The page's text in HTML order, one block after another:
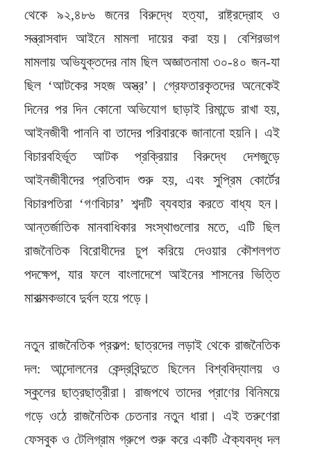
থেকে ৯২,৪৮৬ জনের বিরুদ্ধে হত্যা, রাষ্ট্রদ্রোহ ও
সন্ত্রাসবাদ আইনে মামলা দায়ের করা হয়। বেশিরভাগ
মামলায় অভিযুক্তদের নাম ছিল অজ্ঞাতনামা ৩০-৪০ জন-যা
ছিল ‘আটকের সহজ অস্ত্র’। গ্রেফতারকৃতদের অনেকেই
দিনের পর দিন কোনো অভিযোগ ছাড়াই রিমান্ডে রাখা হয়,
আইনজীবী পাননি বা তাদের পরিবারকে জানানো হয়নি। এই
বিচারবহির্ভূত আটক প্রক্রিয়ার বিরুদ্ধে দেশজুড়ে
আইনজীবীদের প্রতিবাদ শুরু হয়, এবং সুপ্রিম কোর্টের
বিচারপতিরা ‘গণবিচার’ শব্দটি ব্যবহার করতে বাধ্য হন।
আন্তর্জাতিক মানবাধিকার সংস্থাগুলোর মতে, এটি ছিল
রাজনৈতিক বিরোধীদের চুপ করিয়ে দেওয়ার কৌশলগত
পদক্ষেপ, যার ফলে বাংলাদেশে আইনের শাসনের ভিত্তি
মারাত্মকভাবে দুর্বল হয়ে পড়ে।
নতুন রাজনৈতিক প্রকল্প: ছাত্রদের লড়াই থেকে রাজনৈতিক
দল: আন্দোলনের কেন্দ্রবিন্দুতে ছিলেন বিশ্ববিদ্যালয় ও
স্কুলের ছাত্রছাত্রীরা। রাজপথে তাদের প্রাণের বিনিময়ে
গড়ে ওঠে রাজনৈতিক চেতনার নতুন ধারা। এই তরুণেরা
ফেসবুক ও টেলিগ্রাম গ্রুপে শুরু করে একটি ঐক্যবদ্ধ দল